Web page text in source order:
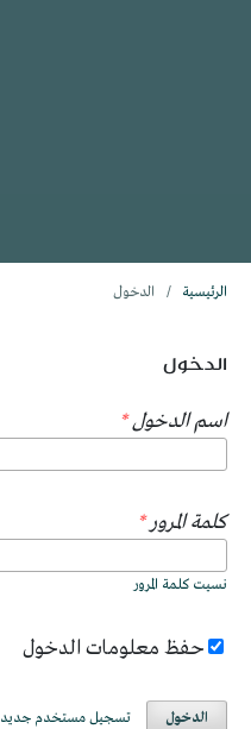
الرئيسية / الدخول
الدخول
اسم الدخول*
كلمة المرور*
نسيت كلمة المرور
حفظ معلومات الدخول
الدخول تسجيل مستخدم جديد